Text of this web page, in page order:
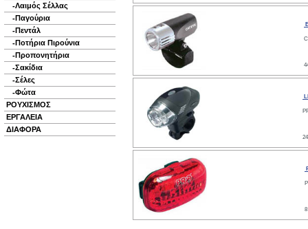
-Λαιμός Σέλλας
-Παγούρια
-Πεντάλ
-Ποτήρια Πιρούνια
-Προπονητήρια
-Σακίδια
-Σέλες
-Φώτα
ΡΟΥΧΙΣΜΟΣ
ΕΡΓΑΛΕΙΑ
ΔΙΑΦΟΡΑ
8